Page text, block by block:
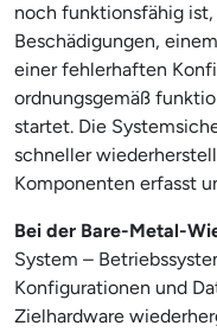
noch funktionsfähig
Beschädigungen,
einer fehlerhaften
ordnungsgemäß
startet. Die
schneller
Komponenten erfasst
Bei der Bare-Metal-
System –
Konfigurationen und
Zielhardware